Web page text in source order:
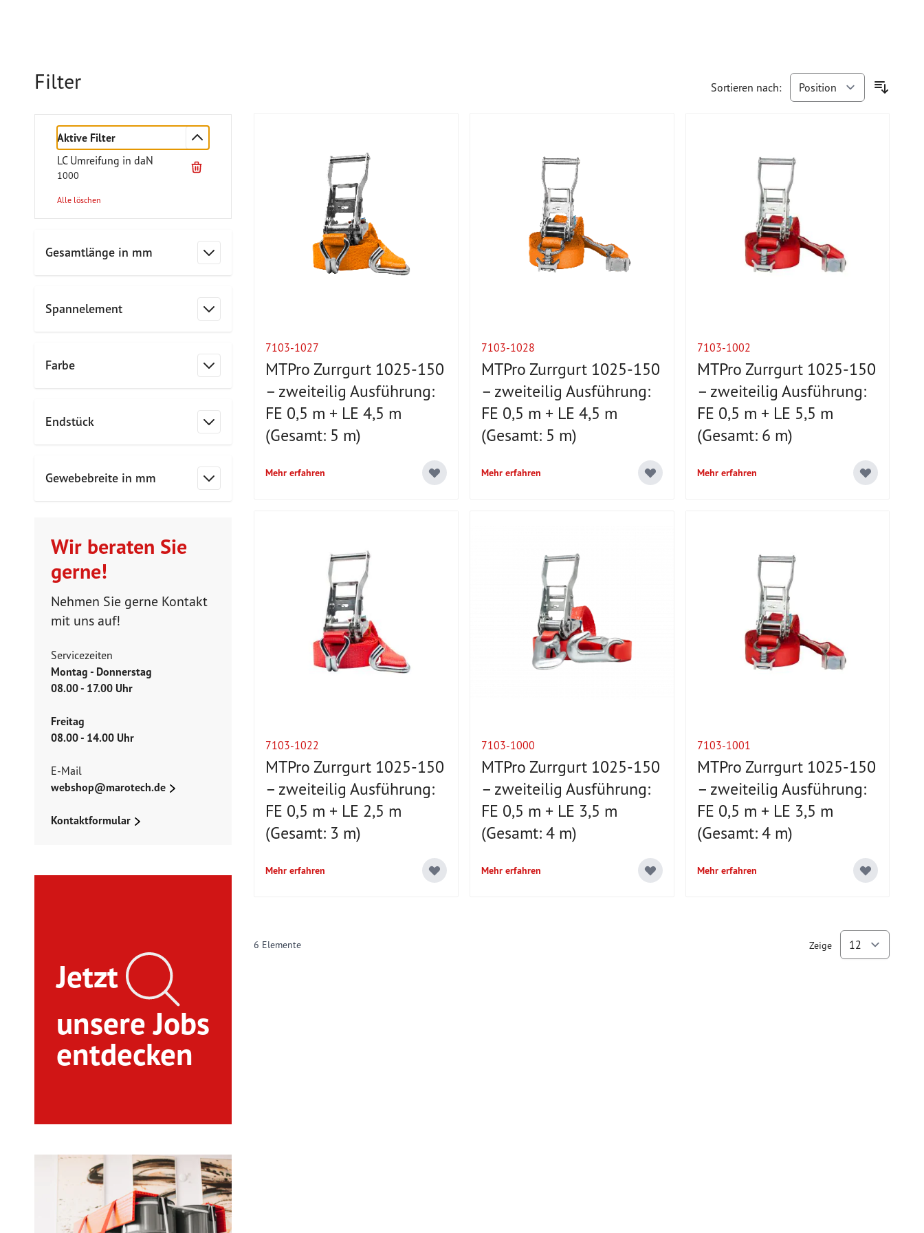
Filter
Aktive Filter
LC Umreifung in daN
1000
Alle löschen
Gesamtlänge in mm
Spannelement
Farbe
Endstück
Gewebebreite in mm
Wir beraten Sie
gerne!
Nehmen Sie gerne Kontakt
mit uns auf!
Servicezeiten
Montag - Donnerstag
08.00 - 17.00 Uhr
Freitag
08.00 - 14.00 Uhr
E-Mail
webshop@marotech.de
Kontaktformular
Jetzt
unsere Jobs
entdecken
Sortieren nach:
7103-1027
MTPro Zurrgurt 1025-150
– zweiteilig Ausführung:
FE 0,5 m + LE 4,5 m
(Gesamt: 5 m)
Mehr erfahren
7103-1028
MTPro Zurrgurt 1025-150
– zweiteilig Ausführung:
FE 0,5 m + LE 4,5 m
(Gesamt: 5 m)
Mehr erfahren
7103-1002
MTPro Zurrgurt 1025-150
– zweiteilig Ausführung:
FE 0,5 m + LE 5,5 m
(Gesamt: 6 m)
Mehr erfahren
7103-1022
MTPro Zurrgurt 1025-150
– zweiteilig Ausführung:
FE 0,5 m + LE 2,5 m
(Gesamt: 3 m)
Mehr erfahren
7103-1000
MTPro Zurrgurt 1025-150
– zweiteilig Ausführung:
FE 0,5 m + LE 3,5 m
(Gesamt: 4 m)
Mehr erfahren
7103-1001
MTPro Zurrgurt 1025-150
– zweiteilig Ausführung:
FE 0,5 m + LE 3,5 m
(Gesamt: 4 m)
Mehr erfahren
6 Elemente Zeige